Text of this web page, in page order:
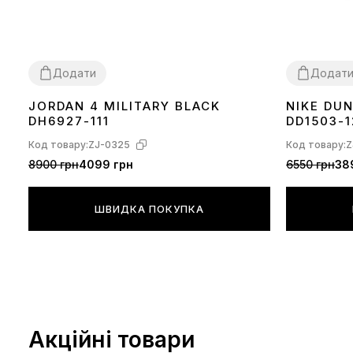
Додати
363738394041 424344
JORDAN 4 MILITARY BLACK
DH6927-111
Код товару:ZJ-0325
8900 грн4099 грн
ШВИДКА ПОКУПКА
Додати
3637 3839
NIKE
DD1503-
Код товару:
6550 грн
Акційні товари